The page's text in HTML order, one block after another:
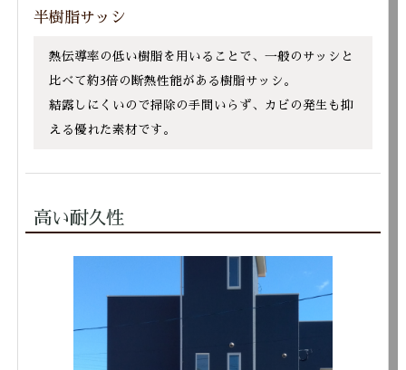
半樹脂サッシ
熱伝導率の低い樹脂を用いることで、一般のサッシと
比べて約3倍の断熱性能がある樹脂サッシ。
結露しにくいので掃除の手間いらず、カビの発生も抑
える優れた素材です。
高い耐久性